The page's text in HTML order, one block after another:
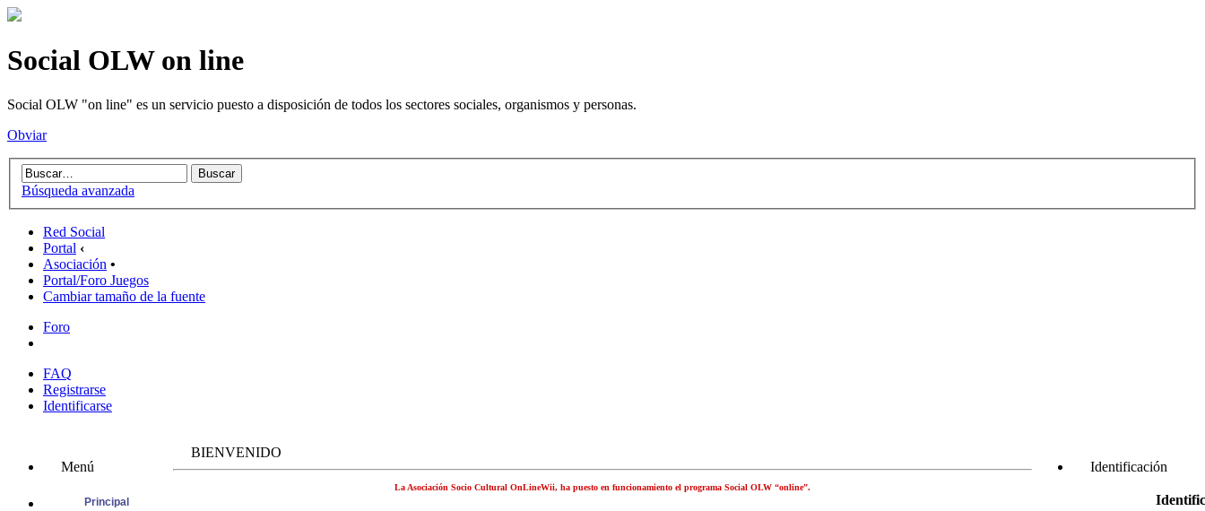
Social OLW on line
Social OLW "on line" es un servicio puesto a disposición de todos los sectores sociales, organismos y personas.
Obviar
Búsqueda avanzada
Red Social
Portal ‹
Asociación •
Portal/Foro Juegos
Cambiar tamaño de la fuente
Foro
FAQ
Registrarse
Identificarse
Menú
Principal
BIENVENIDO
La Asociación Socio Cultural OnLineWii, ha puesto en funcionamiento el programa Social OLW “online”.
Identificación